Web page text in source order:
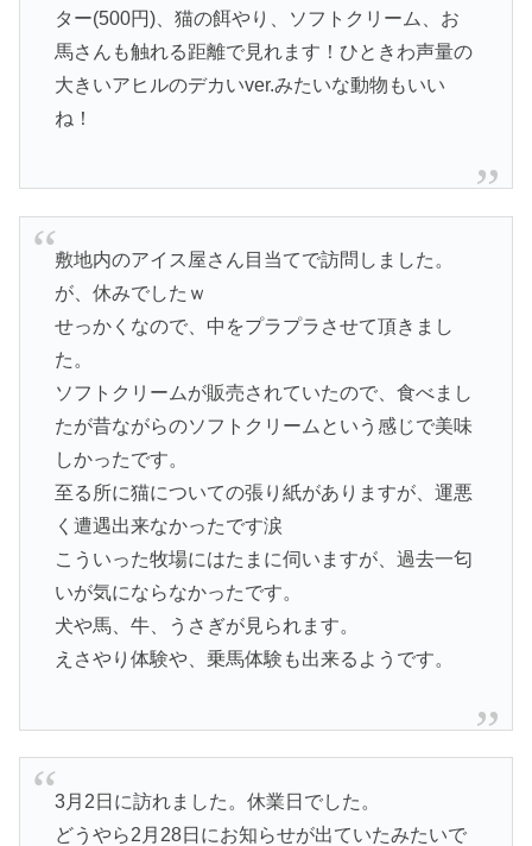
ター(500円)、猫の餌やり、ソフトクリーム、お
馬さんも触れる距離で見れます！ひときわ声量の
大きいアヒルのデカいver.みたいな動物もいい
ね！
敷地内のアイス屋さん目当てで訪問しました。
が、休みでしたｗ
せっかくなので、中をプラプラさせて頂きまし
た。
ソフトクリームが販売されていたので、食べまし
たが昔ながらのソフトクリームという感じで美味
しかったです。
至る所に猫についての張り紙がありますが、運悪
く遭遇出来なかったです涙
こういった牧場にはたまに伺いますが、過去一匂
いが気にならなかったです。
犬や馬、牛、うさぎが見られます。
えさやり体験や、乗馬体験も出来るようです。
3月2日に訪れました。休業日でした。
どうやら2月28日にお知らせが出ていたみたいで